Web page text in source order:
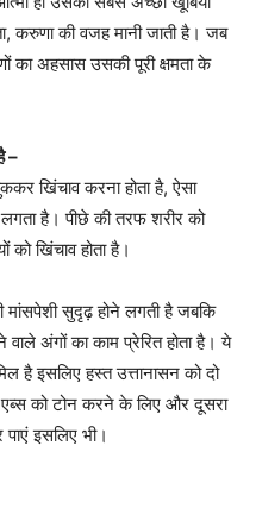
करुणा की वजह मानी जाती है। जब
का अहसास उसकी पूरी क्षमता के
–
खिंचाव करना होता है, ऐसा
है। पीछे की तरफ शरीर को
खिंचाव होता है।
मांसपेशी सुदृढ़ होने लगती है जबकि
अंगों का काम प्रेरित होता है। ये
है इसलिए हस्त उत्तानासन को दो
एब्स को टोन करने के लिए और दूसरा
इसलिए भी।